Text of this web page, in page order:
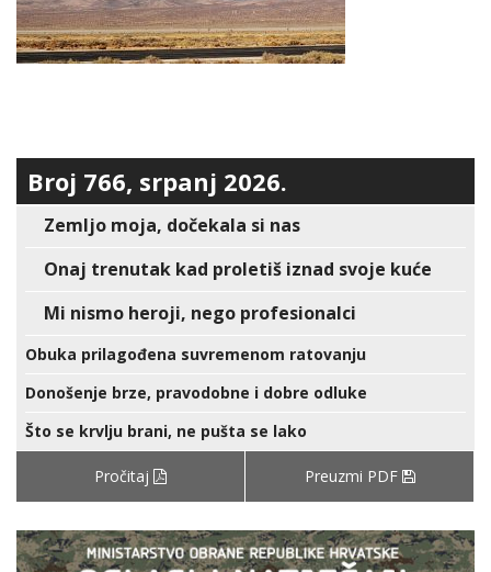
Broj 766, srpanj 2026.
Zemljo moja, dočekala si nas
Onaj trenutak kad proletiš iznad svoje kuće
Mi nismo heroji, nego profesionalci
Obuka prilagođena suvremenom ratovanju
Donošenje brze, pravodobne i dobre odluke
Što se krvlju brani, ne pušta se lako
Pročitaj Preuzmi PDF